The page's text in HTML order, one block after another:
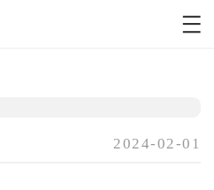
2024-02-01